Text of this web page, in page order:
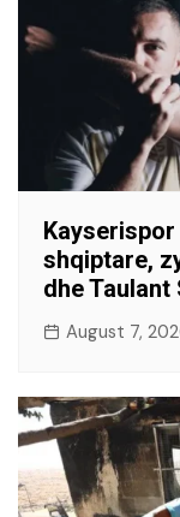
shqiptare,
dhe Taulant
August 7,